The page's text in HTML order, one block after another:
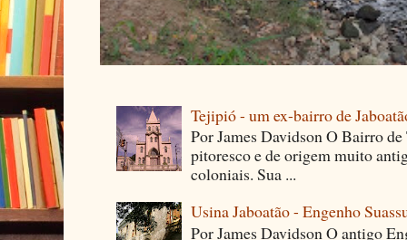
Tejipió - um ex-bairro de
Por James Davidson O Bairro
pitoresco e de origem muito
coloniais. Sua ...
Usina Jaboatão - Engenho
Por James Davidson O antigo